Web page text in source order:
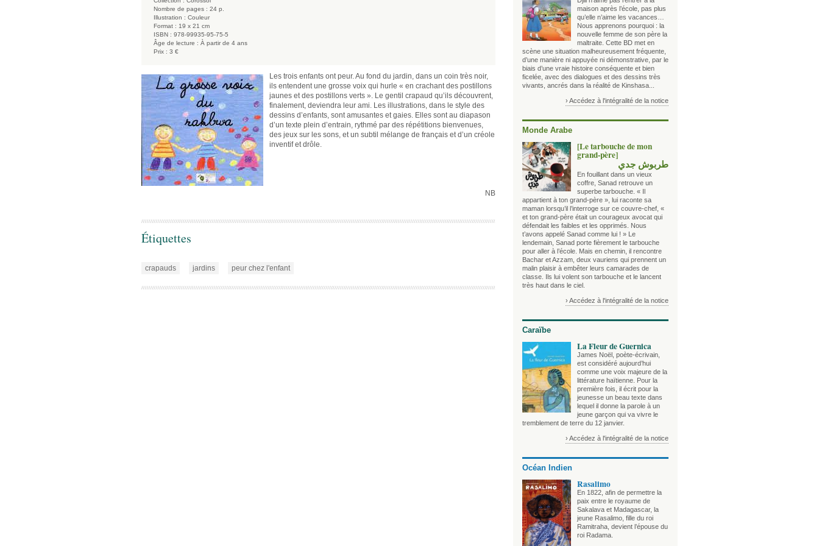
Nombre de pages : 24 p.
Illustration : Couleur
Format : 19 x 21 cm
ISBN : 978-99935-95-75-5
Âge de lecture : À partir de 4 ans
Prix : 3 €
Les trois enfants ont peur. Au fond du jardin, dans un coin très noir,
ils entendent une grosse voix qui hurle « en crachant des postillons
jaunes et des postillons verts ». Le gentil crapaud qu’ils découvrent,
finalement, deviendra leur ami. Les illustrations, dans le style des
dessins d’enfants, sont amusantes et gaies. Elles sont au diapason
d’un texte plein d’entrain, rythmé par des répétitions bienvenues,
des jeux sur les sons, et un subtil mélange de français et d’un créole
inventif et drôle.
NB
Étiquettes
crapauds jardins peur chez l'enfant
maison après l’école, pas plus
qu’elle n’aime les vacances…
Nous apprenons pourquoi : la
nouvelle femme de son père la
maltraite. Cette BD met en
scène une situation malheureusement fréquente,
d’une manière ni appuyée ni démonstrative, par le
biais d’une vraie histoire conséquente et bien
ficelée, avec des dialogues et des dessins très
vivants, ancrés dans la réalité de Kinshasa...
› Accédez à l'intégralité de la notice
Monde Arabe
[Le tarbouche de mon
grand-père]
طربوش جدي
En fouillant dans un vieux
coffre, Sanad retrouve un
superbe tarbouche. « Il
appartient à ton grand-père », lui raconte sa
maman lorsqu’il l’interroge sur ce couvre-chef, «
et ton grand-père était un courageux avocat qui
défendait les faibles et les opprimés. Nous
t’avons appelé Sanad comme lui ! » Le
lendemain, Sanad porte fièrement le tarbouche
pour aller à l’école. Mais en chemin, il rencontre
Bachar et Azzam, deux vauriens qui prennent un
malin plaisir à embêter leurs camarades de
classe. Ils lui volent son tarbouche et le lancent
très haut dans le ciel.
› Accédez à l'intégralité de la notice
Caraïbe
La Fleur de Guernica
James Noël, poète-écrivain,
est considéré aujourd’hui
comme une voix majeure de la
littérature haïtienne. Pour la
première fois, il écrit pour la
jeunesse un beau texte dans
lequel il donne la parole à un
jeune garçon qui va vivre le
tremblement de terre du 12 janvier.
› Accédez à l'intégralité de la notice
Océan Indien
Rasalimo
En 1822, afin de permettre la
paix entre le royaume de
Sakalava et Madagascar, la
jeune Rasalimo, fille du roi
Ramitraha, devient l’épouse du
roi Radama.